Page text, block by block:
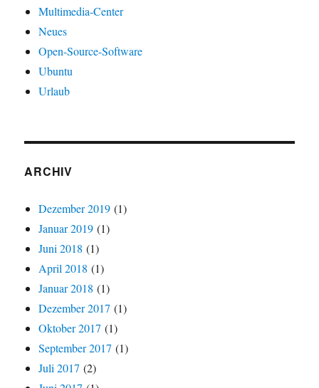
Multimedia-Center
Neues
Open-Source-Software
Ubuntu
Urlaub
ARCHIV
Dezember 2019 (1)
Januar 2019 (1)
Juni 2018 (1)
April 2018 (1)
Januar 2018 (1)
Dezember 2017 (1)
Oktober 2017 (1)
September 2017 (1)
Juli 2017 (2)